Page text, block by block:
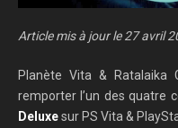
Article mis à jour le 27 avril
Planète Vita &
remporter l’un des quatre
Deluxesur PS Vita &